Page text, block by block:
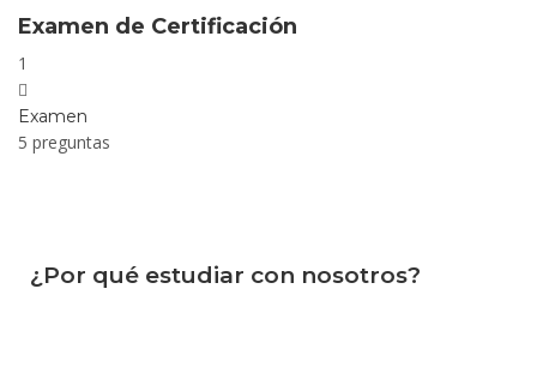
Examen de Certificación
1
Examen
5 preguntas
¿Por qué estudiar con nosotros?